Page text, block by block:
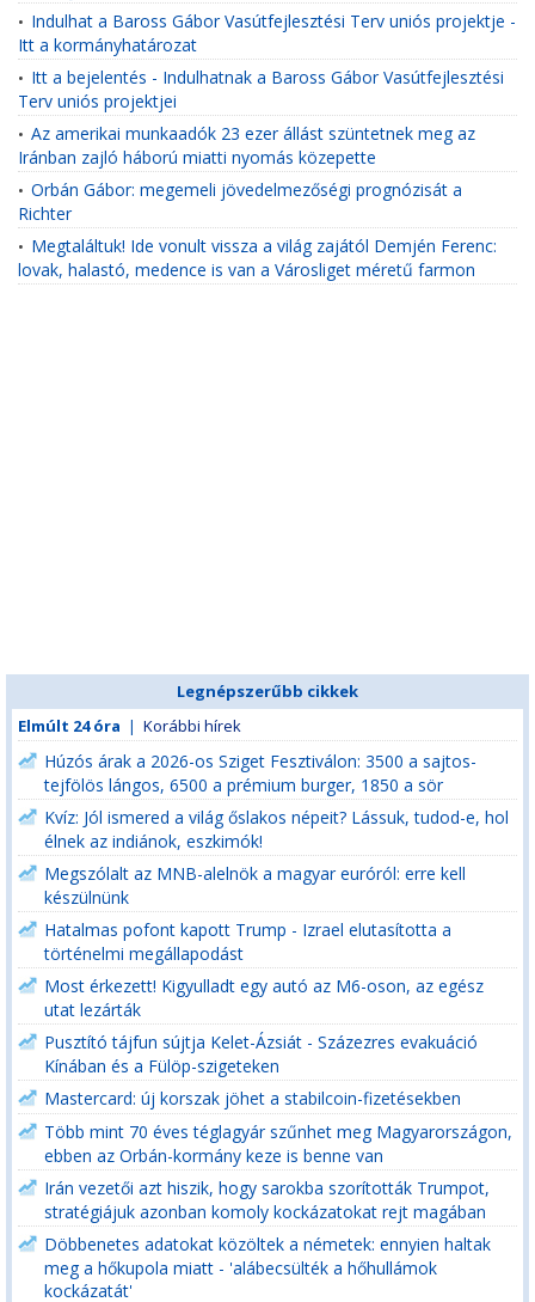
• Indulhat a Baross Gábor Vasútfejlesztési Terv uniós projektje -
Itt a kormányhatározat
• Itt a bejelentés - Indulhatnak a Baross Gábor Vasútfejlesztési
Terv uniós projektjei
• Az amerikai munkaadók 23 ezer állást szüntetnek meg az
Iránban zajló háború miatti nyomás közepette
• Orbán Gábor: megemeli jövedelmezőségi prognózisát a
Richter
• Megtaláltuk! Ide vonult vissza a világ zajától Demjén Ferenc:
lovak, halastó, medence is van a Városliget méretű farmon
Legnépszerűbb cikkek
Elmúlt 24 óra | Korábbi hírek
Húzós árak a 2026-os Sziget Fesztiválon: 3500 a sajtos-
tejfölös lángos, 6500 a prémium burger, 1850 a sör
Kvíz: Jól ismered a világ őslakos népeit? Lássuk, tudod-e, hol
élnek az indiánok, eszkimók!
Megszólalt az MNB-alelnök a magyar euróról: erre kell
készülnünk
Hatalmas pofont kapott Trump - Izrael elutasította a
történelmi megállapodást
Most érkezett! Kigyulladt egy autó az M6-oson, az egész
utat lezárták
Pusztító tájfun sújtja Kelet-Ázsiát - Százezres evakuáció
Kínában és a Fülöp-szigeteken
Mastercard: új korszak jöhet a stabilcoin-fizetésekben
Több mint 70 éves téglagyár szűnhet meg Magyarországon,
ebben az Orbán-kormány keze is benne van
Irán vezetői azt hiszik, hogy sarokba szorították Trumpot,
stratégiájuk azonban komoly kockázatokat rejt magában
Döbbenetes adatokat közöltek a németek: ennyien haltak
meg a hőkupola miatt - 'alábecsülték a hőhullámok
kockázatát'